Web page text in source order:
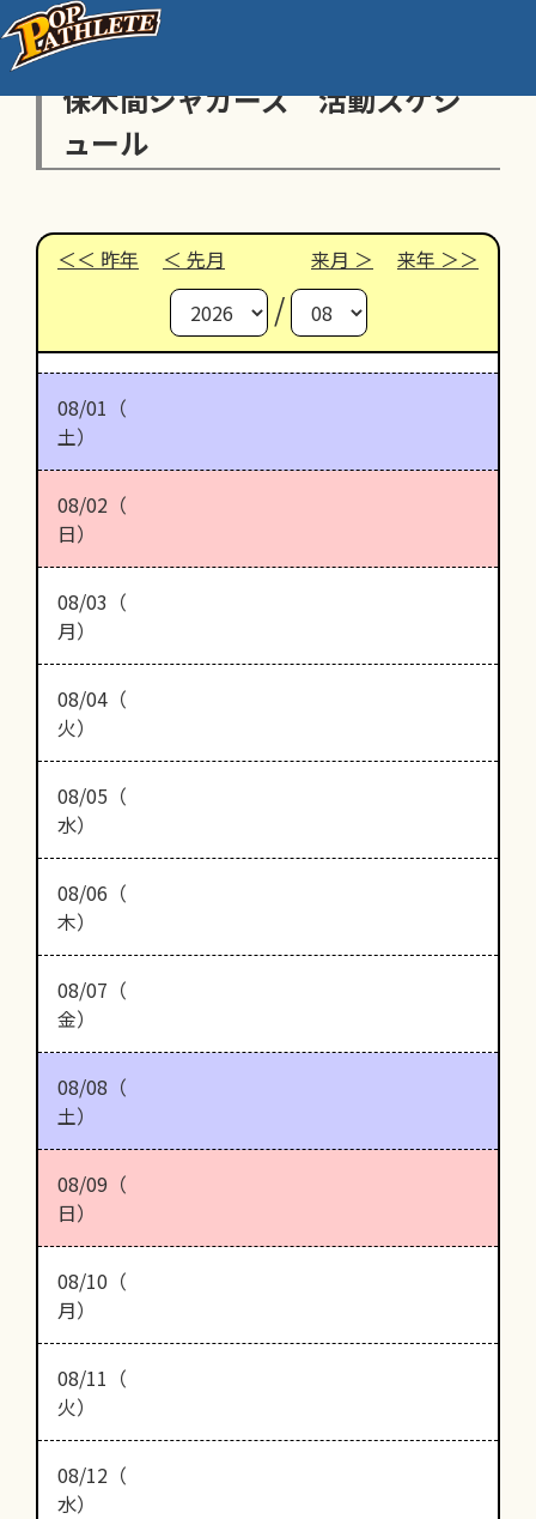
保木間ジャガーズ 活動スケジ
ュール
昨年 先月 来月 来年
/
08/01（
土）
08/02（
日）
08/03（
月）
08/04（
火）
08/05（
水）
08/06（
木）
08/07（
金）
08/08（
土）
08/09（
日）
08/10（
月）
08/11（
火）
08/12（
水）